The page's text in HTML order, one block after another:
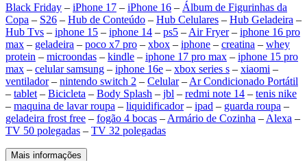
Black Friday – iPhone 17 – iPhone 16 – Álbum de Figurinhas da
Copa – S26 – Hub de Conteúdo – Hub Celulares – Hub Geladeira –
Hub Tvs – iphone 15 – iphone 14 – ps5 – Air Fryer– iphone 16 pro
max – geladeira – poco x7 pro – xbox – iphone – creatina – whey
protein – microondas – kindle – iphone 17 pro max – iphone 15 pro
max – celular samsung – iphone 16e – xbox series s – xiaomi –
ventilador– nintendo switch 2 – Celular– Ar Condicionado Portátil
– tablet – Bicicleta – Body Splash – jbl – redmi note 14 – tenis nike
– maquina de lavar roupa – liquidificador– ipad – guarda roupa –
geladeira frost free – fogão 4 bocas – Armário de Cozinha – Alexa –
TV 50 polegadas – TV 32 polegadas
Mais informações